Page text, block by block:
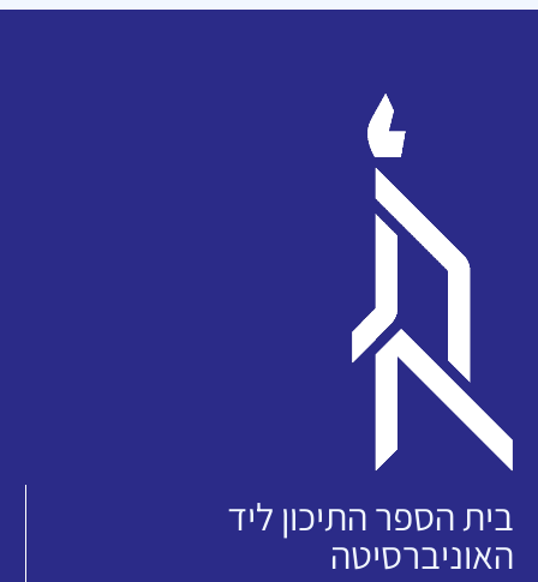
בית הספר התיכון ליד
האוניברסיטה